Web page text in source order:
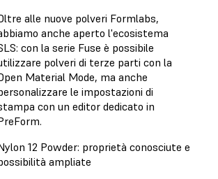
alle nuove polveri Formlabs,
anche aperto l'ecosistema
con la serie Fuse è possibile
polveri di terze parti con la
Material Mode, ma anche
le impostazioni di
con un editor dedicato in
12 Powder: proprietà conosciute e
ampliate